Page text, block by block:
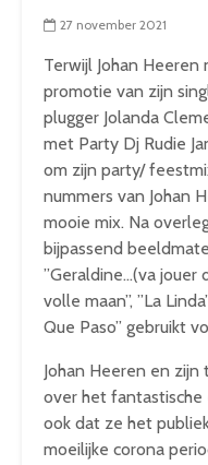
27 november 2021
Terwijl Johan
promotie van zijn
plugger Jolanda
met Party Dj Rudie
om zijn party/
nummers van Johan
mooie mix. Na
bijpassend
”Geraldine…(va jouer
volle maan”, ”La
Que Paso” gebruikt
Johan Heeren en
over het
ook dat ze het
moeilijke corona